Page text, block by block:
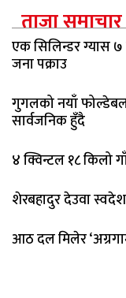
ताजा समाचार
एक सिलिन्डर ग्यास
जना पक्राउ
गुगलको नयाँ फोल्डेबल
सार्वजनिक हुँदै
४ क्विन्टल १८ किलो
शेरबहादुर देउवा
आठ दल मिलेर